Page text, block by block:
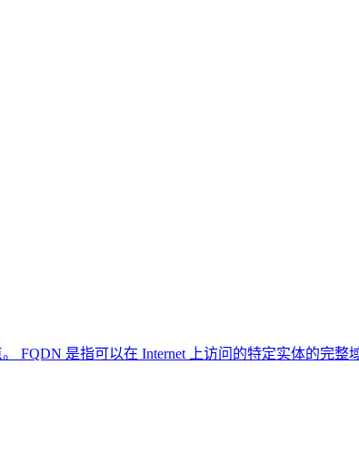
FQDN 是指可以在 Internet 上访问的特定实体的完